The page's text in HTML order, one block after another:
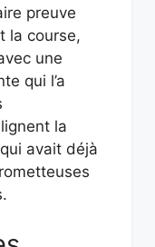
preuve
la course,
une
qui l’a
la
avait déjà